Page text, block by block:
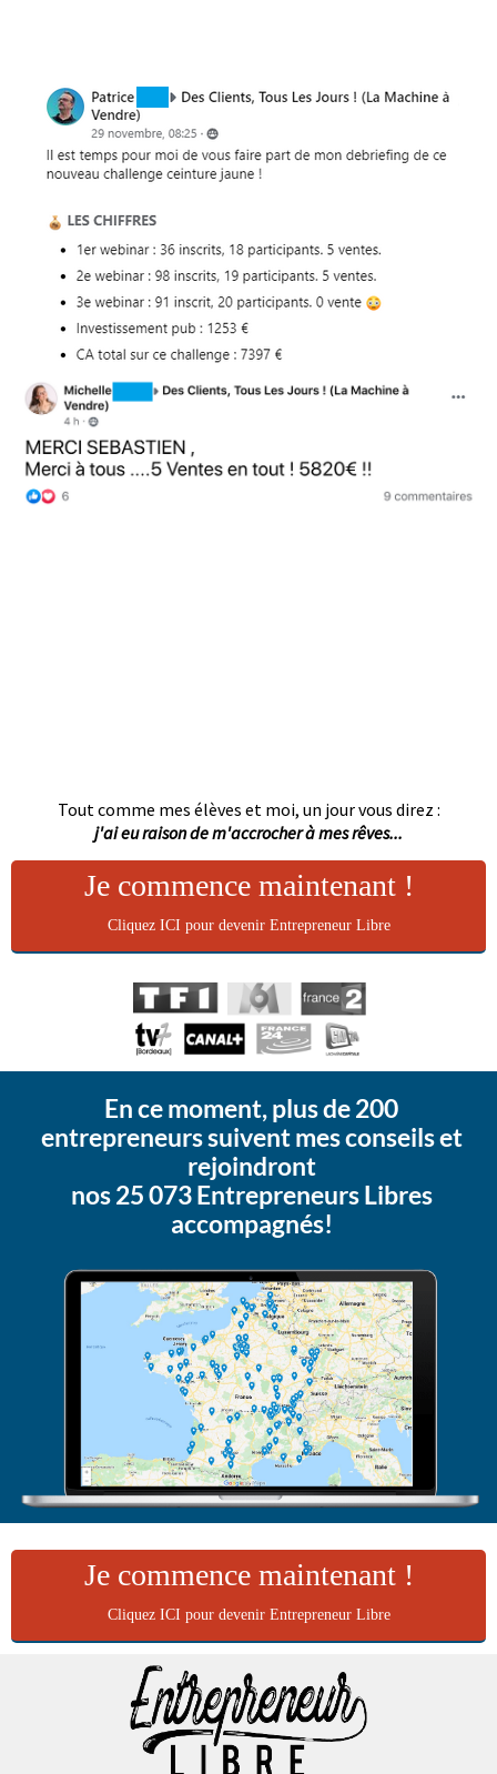
Tout comme mes élèves et moi, un jour vous direz :
j'ai eu raison de m'accrocher à mes rêves...
Je commence maintenant !
Cliquez ICI pour devenir Entrepreneur Libre
En ce moment, plus de 200
entrepreneurs suivent mes conseils et
rejoindront
nos 25 073 Entrepreneurs Libres
accompagnés!
Je commence maintenant !
Cliquez ICI pour devenir Entrepreneur Libre